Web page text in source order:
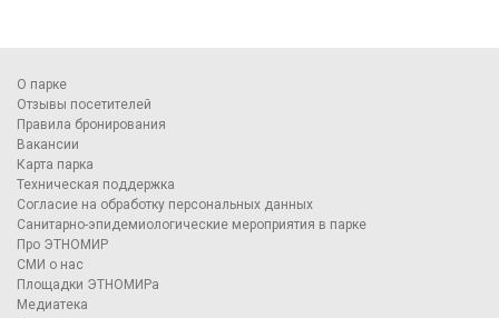
О парке
Отзывы посетителей
Правила бронирования
Вакансии
Карта парка
Техническая поддержка
Согласие на обработку персональных данных
Санитарно-эпидемиологические мероприятия в парке
Про ЭТНОМИР
СМИ о нас
Площадки ЭТНОМИРа
Медиатека